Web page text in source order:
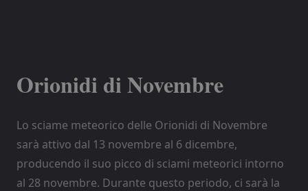
Orionidi di Novembre
Lo sciame meteorico delle Orionidi di Novembre
sarà attivo dal 13 novembre al 6 dicembre,
producendo il suo picco di sciami meteorici intorno
al 28 novembre. Durante questo periodo, ci sarà la